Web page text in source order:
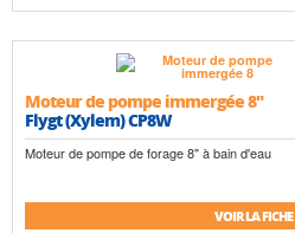
Moteur de pompe immergée 8"
Flygt (Xylem) CP8W
Moteur de pompe de forage 8" à bain d'eau
VOIR LA FICHE